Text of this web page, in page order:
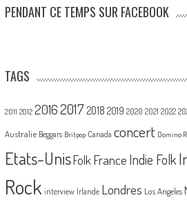
PENDANT CE TEMPS SUR FACEBOOK
TAGS
2011 2012 20162017 2018 2019 2020 2021 2022
Australie Beggars Britpop Canada concert Domino
Etats-UnisFolk France Indie Folk
Rock interview Irlande Londres Los Angeles